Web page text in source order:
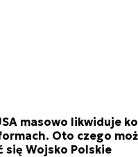
masowo likwiduje
Oto czego
się Wojsko Polskie